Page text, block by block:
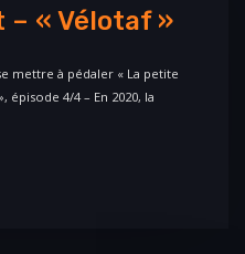
– « Vélotaf »
mettre à pédaler « La petite
épisode 4/4 – En 2020, la